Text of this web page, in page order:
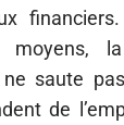
moyens,
ne saute
de